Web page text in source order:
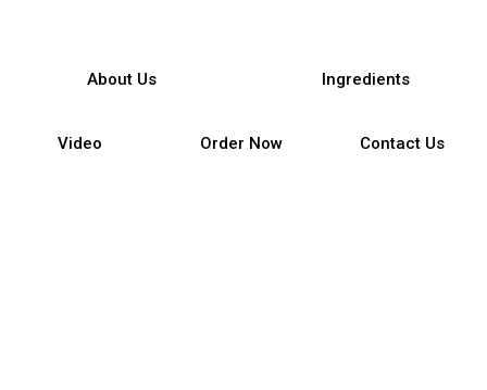
About Us Ingredients
Video Order Now Contact Us